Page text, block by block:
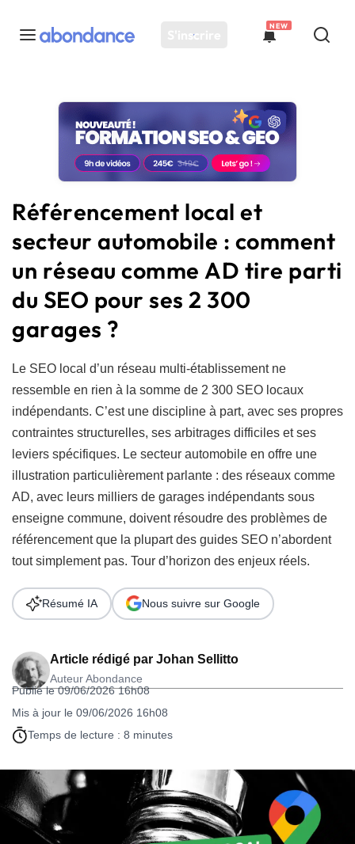
S'inscrire
NEW
Toutes les actus
Actus SEO
Plateforme
Solutions
Ressources
Audit SEO
Référencement local et
secteur automobile : comment
un réseau comme AD tire parti
du SEO pour ses 2 300
garages ?
Article rédigé par Johan Sellitto
Auteur Abondance
Publié le 09/06/2026 16h08
Mis à jour le 09/06/2026 16h08
Temps de lecture : 8 minutes
Résumé IA Nous suivre sur Google
Le SEO local d’un réseau multi-établissement ne
ressemble en rien à la somme de 2 300 SEO locaux
indépendants. C’est une discipline à part, avec ses propres
contraintes structurelles, ses arbitrages difficiles et ses
leviers spécifiques. Le secteur automobile en offre une
illustration particulièrement parlante : des réseaux comme
AD, avec leurs milliers de garages indépendants sous
enseigne commune, doivent résoudre des problèmes de
référencement que la plupart des guides SEO n’abordent
tout simplement pas. Tour d’horizon des enjeux réels.